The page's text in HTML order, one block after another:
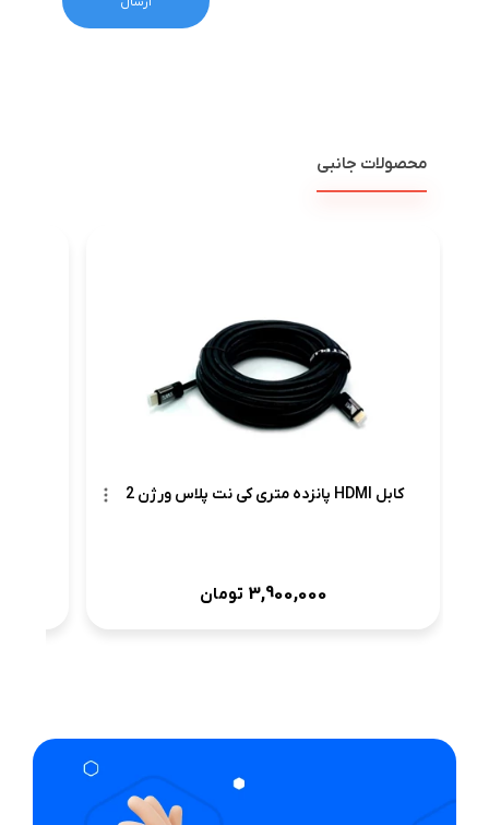
محصولات جانبی
کابل HDMI پانزده متری کی نت پلاس ورژن 2
3,900,000 تومان